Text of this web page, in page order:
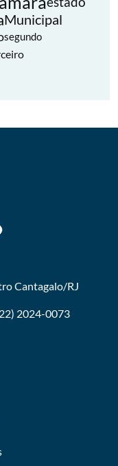
Municipal
segundo
Cantagalo/RJ
2024-0073